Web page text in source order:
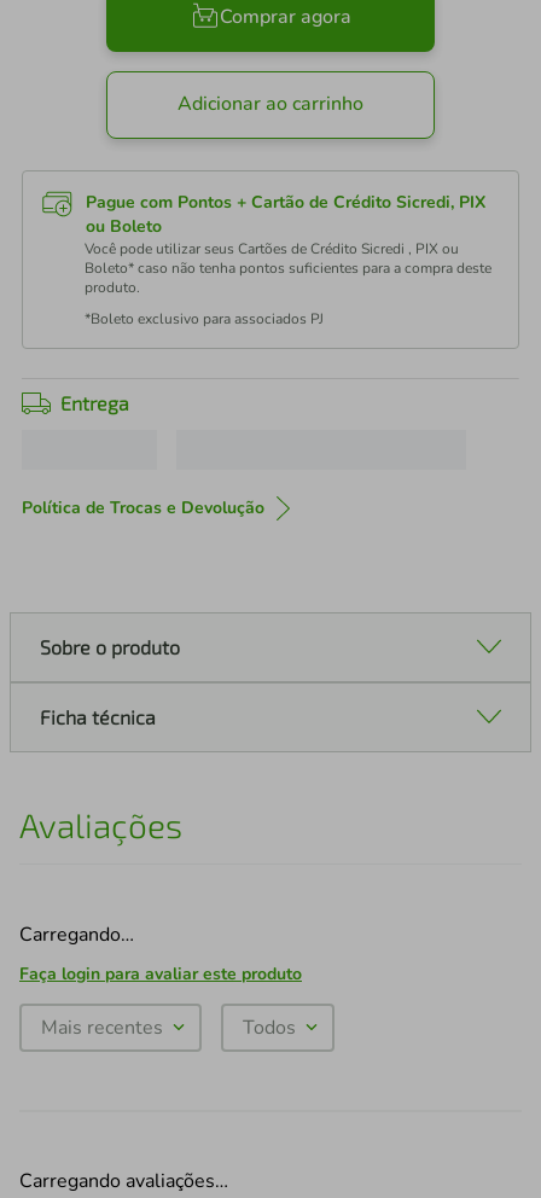
Comprar agora
Adicionar ao carrinho
Pague com Pontos + Cartão de Crédito Sicredi, PIX
ou Boleto
Você pode utilizar seus Cartões de Crédito Sicredi , PIX ou
Boleto* caso não tenha pontos suficientes para a compra deste
produto.
*Boleto exclusivo para associados PJ
Entrega
Política de Trocas e Devolução
Sobre o produto
Ficha técnica
Avaliações
Carregando…
Faça login para avaliar este produto
Mais recentes Todos
Carregando avaliações…